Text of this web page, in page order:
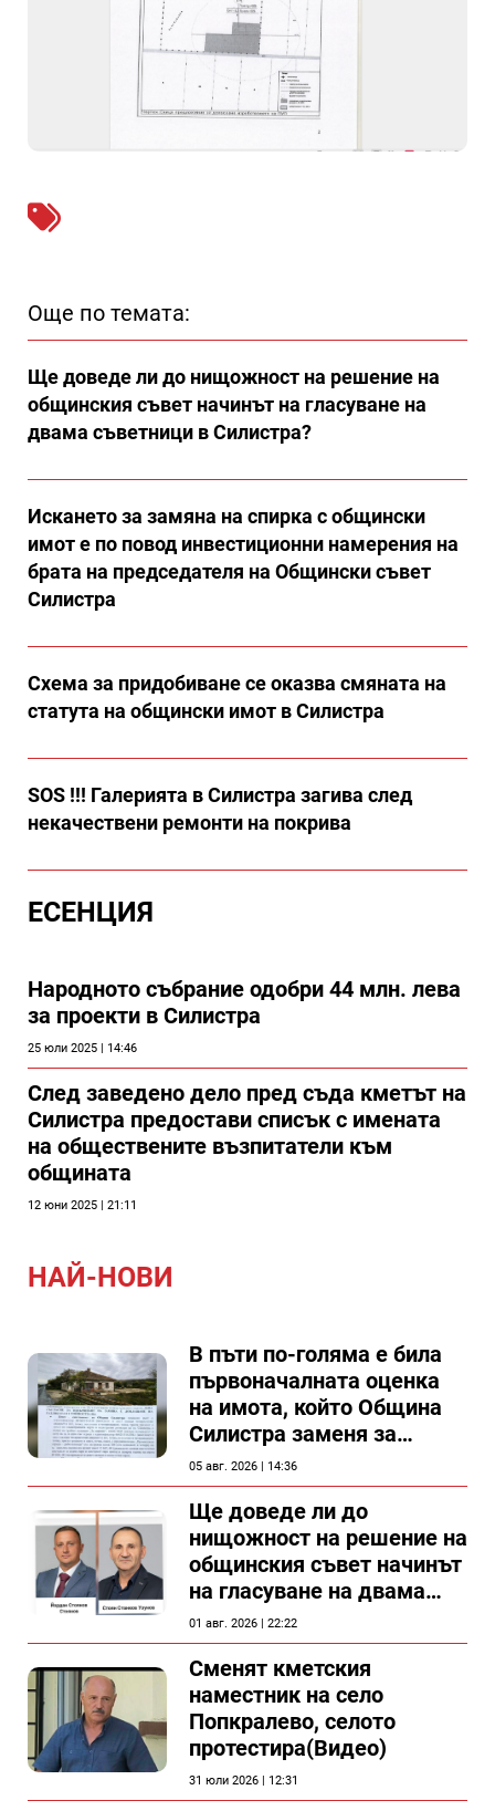
Още по темата:
Ще доведе ли до нищожност на решение на
общинския съвет начинът на гласуване на
двама съветници в Силистра?
Искането за замяна на спирка с общински
имот е по повод инвестиционни намерения на
брата на председателя на Общински съвет
Силистра
Схема за придобиване се оказва смяната на
статута на общински имот в Силистра
SOS !!! Галерията в Силистра загива след
некачествени ремонти на покрива
ЕСЕНЦИЯ
Народното събрание одобри 44 млн. лева
за проекти в Силистра
25 юли 2025 | 14:46
След заведено дело пред съда кметът на
Силистра предостави списък с имената
на обществените възпитатели към
общината
12 юни 2025 | 21:11
НАЙ-НОВИ
В пъти по-голяма е била
първоначалната оценка
на имота, който Община
Силистра заменя за
спирка, показват
документи
05 авг. 2026 | 14:36
Ще доведе ли до
нищожност на решение на
общинския съвет начинът
на гласуване на двама
съветници в Силистра?
01 авг. 2026 | 22:22
Сменят кметския
наместник на село
Попкралево, селото
протестира(Видео)
31 юли 2026 | 12:31